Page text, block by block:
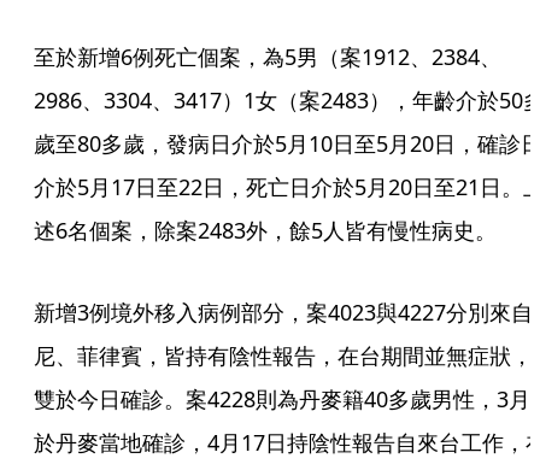
至於新增6例死亡個案，為5男（案1912、2384、
2986、3304、3417）1女（案2483），年齡介於50
歲至80多歲，發病日介於5月10日至5月20日，確診
介於5月17日至22日，死亡日介於5月20日至21日。
述6名個案，除案2483外，餘5人皆有慢性病史。
新增3例境外移入病例部分，案4023與4227分別來自
尼、菲律賓，皆持有陰性報告，在台期間並無症狀，
雙於今日確診。案4228則為丹麥籍40多歲男性，3月
於丹麥當地確診，4月17日持陰性報告自來台工作，